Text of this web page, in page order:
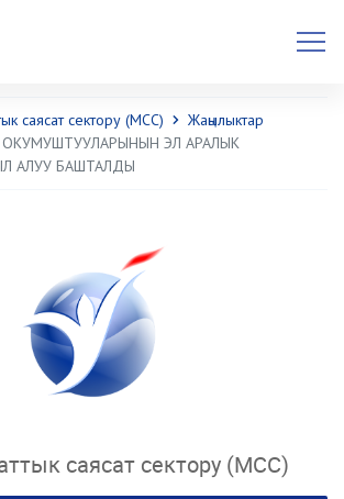
саясат сектору (МСС)
Жаңылыктар
ЭЛ АРАЛЫК
АЛУУ БАШТАЛДЫ
саясат сектору (МСС)